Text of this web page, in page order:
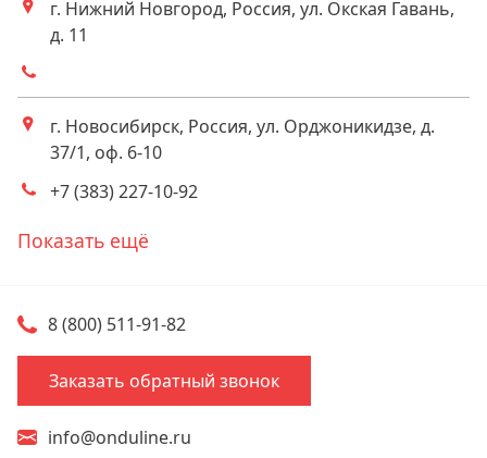
Адрес
г. Нижний Новгород, Россия, ул. Окская Гавань,
д. 11
Телефоны
Адрес
г. Новосибирск, Россия, ул. Орджоникидзе, д.
37/1, оф. 6-10
+7 (383) 227-10-92
Показать ещё
8 (800) 511-91-82
Заказать обратный звонок
info@onduline.ru